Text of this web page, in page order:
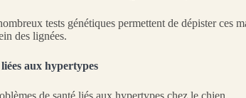
tests génétiques permettent de dépister ces
des lignées.
aux hypertypes